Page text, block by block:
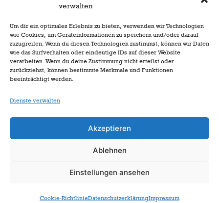
verwalten
Um dir ein optimales Erlebnis zu bieten, verwenden wir Technologien
wie Cookies, um Geräteinformationen zu speichern und/oder darauf
zuzugreifen. Wenn du diesen Technologien zustimmst, können wir Daten
wie das Surfverhalten oder eindeutige IDs auf dieser Website
verarbeiten. Wenn du deine Zustimmung nicht erteilst oder
zurückziehst, können bestimmte Merkmale und Funktionen
beeinträchtigt werden.
Dienste verwalten
Akzeptieren
Ablehnen
Einstellungen ansehen
Cookie-RichtlinieDatenschutzerklärungImpressum
Horst II.Löhrer &Bärbel I.Löhrer